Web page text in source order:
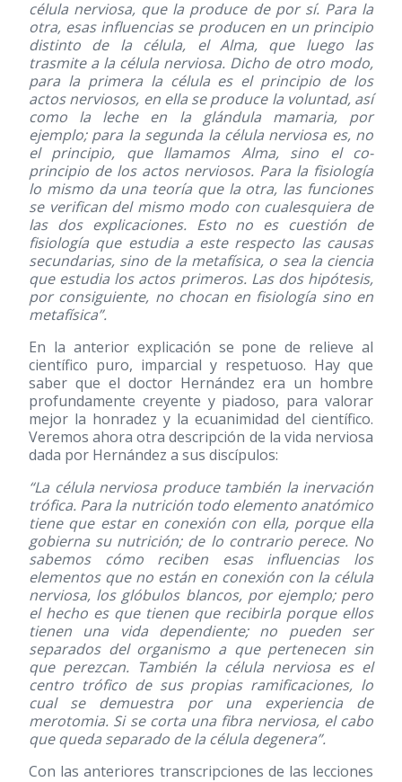
célula nerviosa, que la produce de por sí. Para la
otra, esas influencias se producen en un principio
distinto de la célula, el Alma, que luego las
trasmite a la célula nerviosa. Dicho de otro modo,
para la primera la célula es el principio de los
actos nerviosos, en ella se produce la voluntad, así
como la leche en la glándula mamaria, por
ejemplo; para la segunda la célula nerviosa es, no
el principio, que llamamos Alma, sino el co-
principio de los actos nerviosos. Para la fisiología
lo mismo da una teoría que la otra, las funciones
se verifican del mismo modo con cualesquiera de
las dos explicaciones. Esto no es cuestión de
fisiología que estudia a este respecto las causas
secundarias, sino de la metafísica, o sea la ciencia
que estudia los actos primeros. Las dos hipótesis,
por consiguiente, no chocan en fisiología sino en
metafísica”.
En la anterior explicación se pone de relieve al
científico puro, imparcial y respetuoso. Hay que
saber que el doctor Hernández era un hombre
profundamente creyente y piadoso, para valorar
mejor la honradez y la ecuanimidad del científico.
Veremos ahora otra descripción de la vida nerviosa
dada por Hernández a sus discípulos:
“La célula nerviosa produce también la inervación
trófica. Para la nutrición todo elemento anatómico
tiene que estar en conexión con ella, porque ella
gobierna su nutrición; de lo contrario perece. No
sabemos cómo reciben esas influencias los
elementos que no están en conexión con la célula
nerviosa, los glóbulos blancos, por ejemplo; pero
el hecho es que tienen que recibirla porque ellos
tienen una vida dependiente; no pueden ser
separados del organismo a que pertenecen sin
que perezcan. También la célula nerviosa es el
centro trófico de sus propias ramificaciones, lo
cual se demuestra por una experiencia de
merotomia. Si se corta una fibra nerviosa, el cabo
que queda separado de la célula degenera”.
Con las anteriores transcripciones de las lecciones